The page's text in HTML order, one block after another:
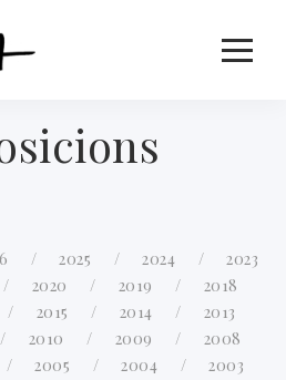
2025 2024
2023
2020 2019
2018
2015 2014
2013
2010 2009
2008
2005 2004
2003